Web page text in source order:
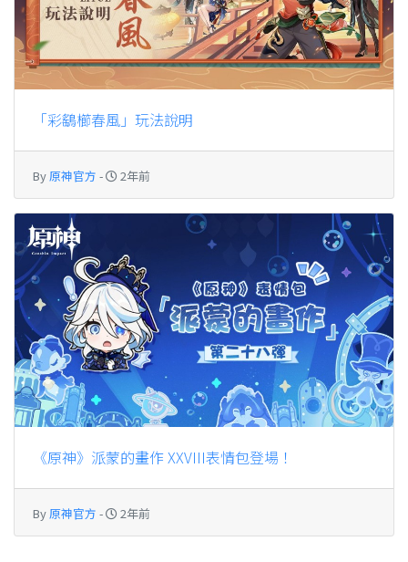
「彩鷂櫛春風」玩法說明
By 原神官方 - 2年前
《原神》派蒙的畫作 XXVIII表情包登場！
By 原神官方 - 2年前